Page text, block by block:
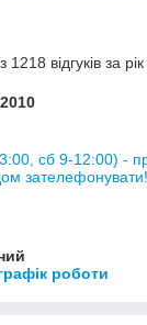
відгуків за рік
сб 9-12:00) -
роботи